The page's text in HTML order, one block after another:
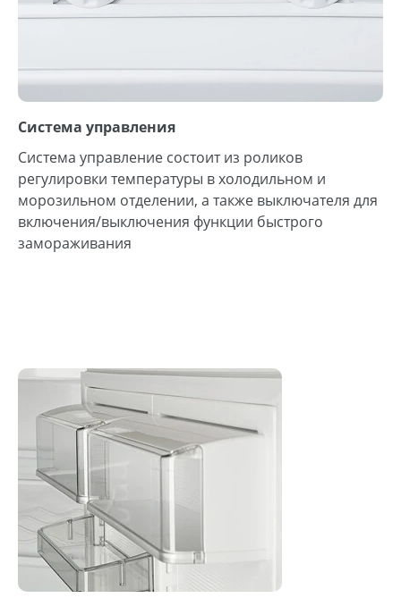
Система управления
Система управление состоит из роликов
регулировки температуры в холодильном и
морозильном отделении, а также выключателя для
включения/выключения функции быстрого
замораживания